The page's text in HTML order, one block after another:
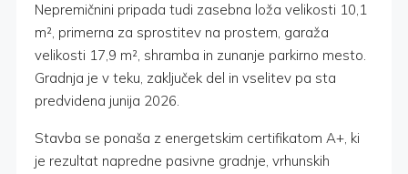
Nepremičnini pripada tudi zasebna loža velikosti 10,1
m², primerna za sprostitev na prostem, garaža
velikosti 17,9 m², shramba in zunanje parkirno mesto.
Gradnja je v teku, zaključek del in vselitev pa sta
predvidena junija 2026.
Stavba se ponaša z energetskim certifikatom A+, ki
je rezultat napredne pasivne gradnje, vrhunskih